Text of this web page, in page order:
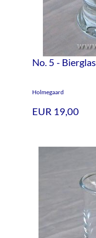
No. 5 - Bierglas
Holmegaard
EUR 19,00